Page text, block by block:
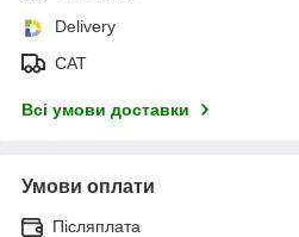
Delivery
САТ
Всі умови доставки
Умови оплати
Післяплата